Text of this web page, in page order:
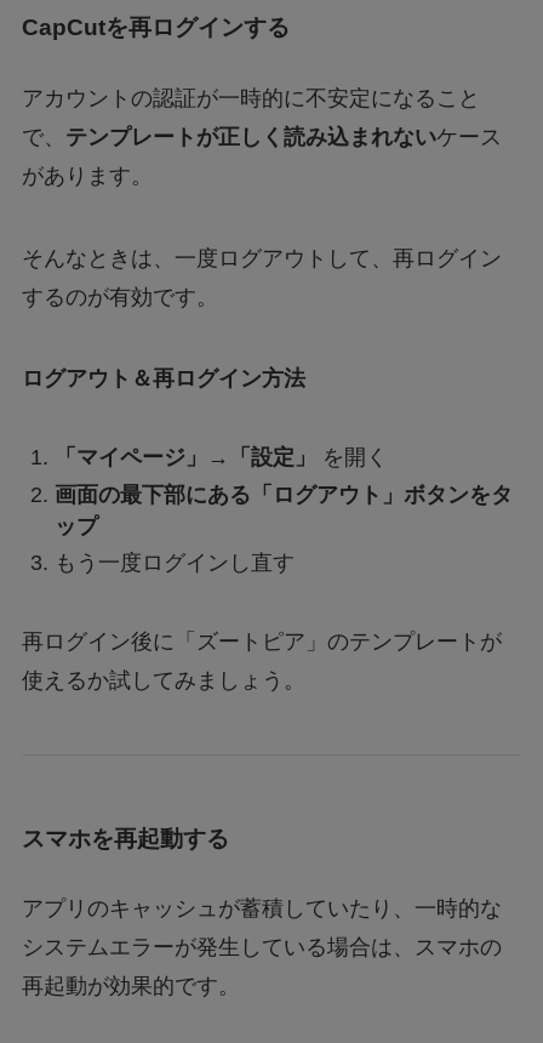
CapCutを再ログインする
アカウントの認証が一時的に不安定になること
で、 テンプレートが正しく読み込まれないケース
があります。
そんなときは、一度ログアウトして、再ログイン
するのが有効です。
ログアウト＆再ログイン方法
「マイページ」→「設定」
を開く
画面の最下部にある「ログアウト」ボタンをタ
ップ
もう一度ログインし直す
再ログイン後に「ズートピア」のテンプレートが
使えるか試してみましょう。
スマホを再起動する
アプリのキャッシュが蓄積していたり、一時的な
システムエラーが発生している場合は、スマホの
再起動が効果的です。